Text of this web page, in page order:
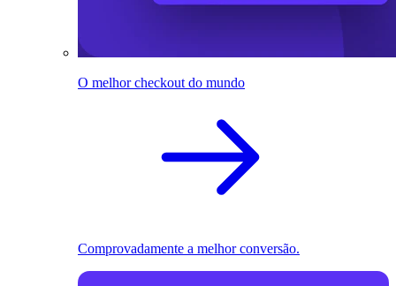
O melhor checkout do mundo
Comprovadamente a melhor conversão.